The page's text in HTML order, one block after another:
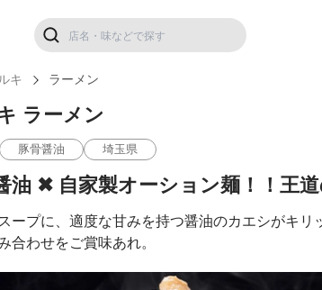
キ ラーメン
ラーメン
豚骨醤油 埼玉県
油 ✖︎ 自家製オーション麺！！王
ープに、適度な甘みを持つ醤油のカエシがキ
合わせをご賞味あれ。